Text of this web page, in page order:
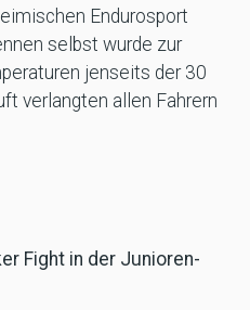
Endurosport
selbst wurde zur
jenseits der 30
verlangten allen Fahrern
Fight in der Junioren-